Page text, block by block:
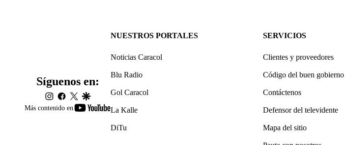
Más contenido en
youtube-
Síguenos en:
instagram
facebook
twittergoogle
NUESTROS PORTALES
Noticias Caracol
Blu Radio
Gol Caracol
La Kalle
DiTu
SERVICIOS
Clientes y proveedores
Código del buen gobierno
Contáctenos
Defensor del televidente
Mapa del sitio